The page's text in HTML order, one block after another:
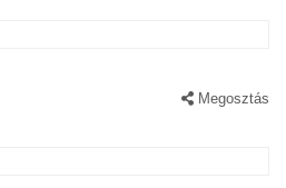
Megosztás